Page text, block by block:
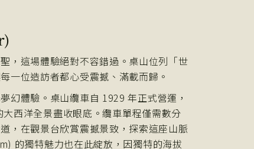
，這場體驗絕對不容錯過。桌山位列「世
一位造訪者都心受震撼、滿載而歸。
幻體驗。桌山纜車自 1929 年正式營運，
西洋全景盡收眼底。纜車單程僅需數分
，在觀景台欣賞震撼景致，探索這座山脈
的獨特魅力也在此綻放，因獨特的海拔